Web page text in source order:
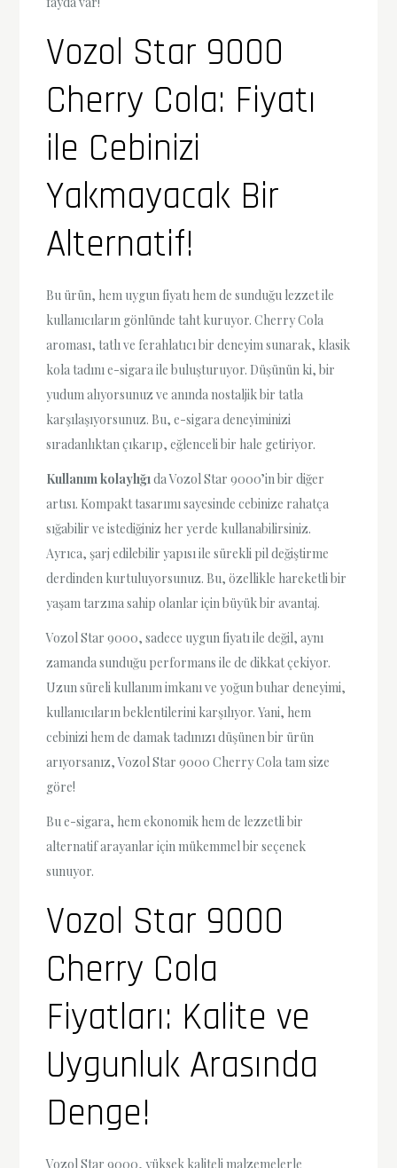
Vozol Star 9000
Cherry Cola: Fiyatı
ile Cebinizi
Yakmayacak Bir
Alternatif!
Bu ürün, hem uygun fiyatı hem de sunduğu lezzet ile
kullanıcıların gönlünde taht kuruyor. Cherry Cola
aroması, tatlı ve ferahlatıcı bir deneyim sunarak, klasik
kola tadını e-sigara ile buluşturuyor. Düşünün ki, bir
yudum alıyorsunuz ve anında nostaljik bir tatla
karşılaşıyorsunuz. Bu, e-sigara deneyiminizi
sıradanlıktan çıkarıp, eğlenceli bir hale getiriyor.
Kullanım kolaylığıda Vozol Star 9000’in bir diğer
artısı. Kompakt tasarımı sayesinde cebinize rahatça
sığabilir ve istediğiniz her yerde kullanabilirsiniz.
Ayrıca, şarj edilebilir yapısı ile sürekli pil değiştirme
derdinden kurtuluyorsunuz. Bu, özellikle hareketli bir
yaşam tarzına sahip olanlar için büyük bir avantaj.
Vozol Star 9000, sadece uygun fiyatı ile değil, aynı
zamanda sunduğu performans ile de dikkat çekiyor.
Uzun süreli kullanım imkanı ve yoğun buhar deneyimi,
kullanıcıların beklentilerini karşılıyor. Yani, hem
cebinizi hem de damak tadınızı düşünen bir ürün
arıyorsanız, Vozol Star 9000 Cherry Cola tam size
göre!
Bu e-sigara, hem ekonomik hem de lezzetli bir
alternatif arayanlar için mükemmel bir seçenek
sunuyor.
Vozol Star 9000
Cherry Cola
Fiyatları: Kalite ve
Uygunluk Arasında
Denge!
Vozol Star 9000, yüksek kaliteli malzemelerle